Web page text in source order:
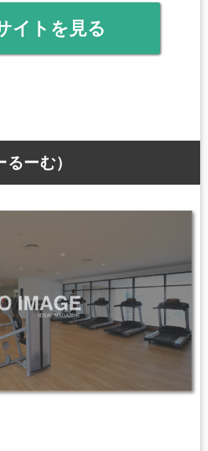
イトを見る
ーむ）